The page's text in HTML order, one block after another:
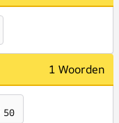
1 Woorden
50